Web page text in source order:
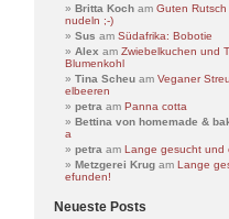
Britta Koch am Guten
nudeln ;-)
Sus am Südafrika: Bobotie
Alex am Zwiebelkuchen und
Blumenkohl
Tina Scheu am Veganer
elbeeren
petra am Panna cotta
Bettina von homemade &
a
petra am Lange gesucht und
Metzgerei Krug am Lange
efunden!
Neueste Posts